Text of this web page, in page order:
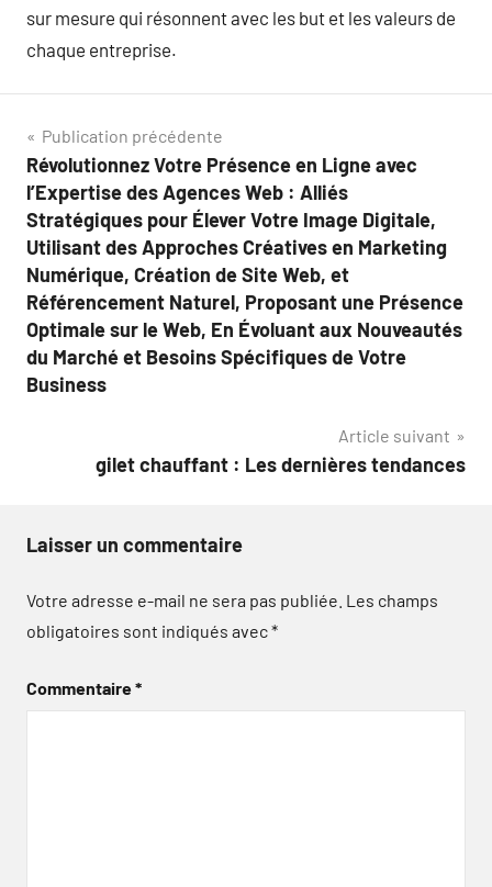
sur mesure qui résonnent avec les but et les valeurs de
chaque entreprise.
Navigation
de
l’article
Publication précédente
Révolutionnez Votre Présence en Ligne avec
l’Expertise des Agences Web : Alliés
Stratégiques pour Élever Votre Image Digitale,
Utilisant des Approches Créatives en Marketing
Numérique, Création de Site Web, et
Référencement Naturel, Proposant une Présence
Optimale sur le Web, En Évoluant aux Nouveautés
du Marché et Besoins Spécifiques de Votre
Business
Article suivant
gilet chauffant : Les dernières tendances
Laisser un commentaire
Votre adresse e-mail ne sera pas publiée. Les champs
obligatoires sont indiqués avec*
Commentaire*